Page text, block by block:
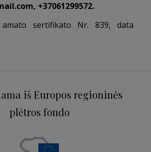
, +37061299572.
amato sertifikato Nr. 839, data
iš Europos regioninės
plėtros fondo